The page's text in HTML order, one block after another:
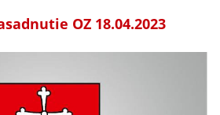
OZ 18.04.2023